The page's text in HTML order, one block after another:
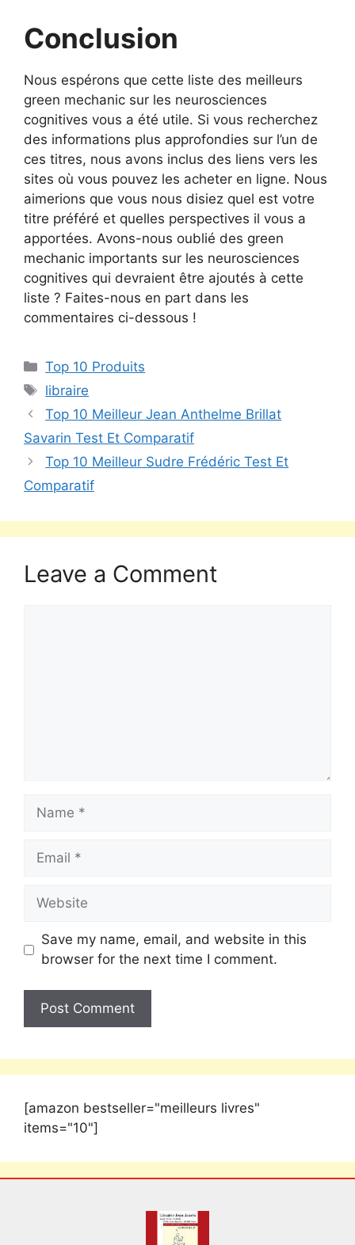
Conclusion
Nous espérons que cette liste des meilleurs
green mechanic sur les neurosciences
cognitives vous a été utile. Si vous recherchez
des informations plus approfondies sur l’un de
ces titres, nous avons inclus des liens vers les
sites où vous pouvez les acheter en ligne. Nous
aimerions que vous nous disiez quel est votre
titre préféré et quelles perspectives il vous a
apportées. Avons-nous oublié des green
mechanic importants sur les neurosciences
cognitives qui devraient être ajoutés à cette
liste ? Faites-nous en part dans les
commentaires ci-dessous !
Top 10 Produits
libraire
Top 10 Meilleur Jean Anthelme Brillat
Savarin Test Et Comparatif
Top 10 Meilleur Sudre Frédéric Test Et
Comparatif
Leave a Comment
Save my name, email, and website in this
browser for the next time I comment.
[amazon bestseller="meilleurs livres"
items="10"]